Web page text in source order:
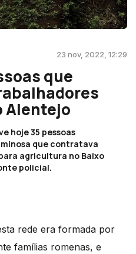
23 nov, 2022, 12:29
que
Alentejo
hoje 35 pessoas
que contratava
agricultura no Baixo
policial.
rede era formada por
famílias romenas, e